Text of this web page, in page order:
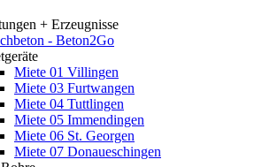
+ Erzeugnisse
- Beton2Go
Miete 01 Villingen
Miete 03 Furtwangen
Miete 04 Tuttlingen
Miete 05 Immendingen
Miete 06 St. Georgen
Miete 07 Donaueschingen